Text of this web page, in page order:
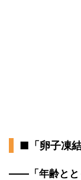
■「卵子凍
――「年齢とと